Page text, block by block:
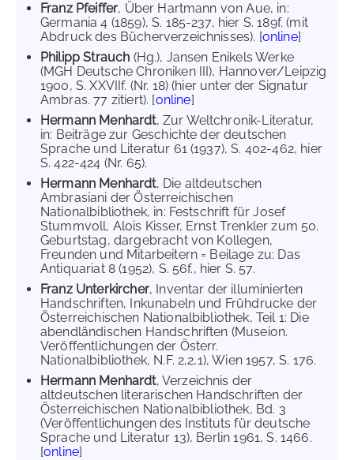
Franz Pfeiffer, Über Hartmann von Aue, in:
Germania 4 (1859), S. 185-237, hier S. 189f. (mit
Abdruck des Bücherverzeichnisses). [online]
Philipp Strauch (Hg.), Jansen Enikels Werke
(MGH Deutsche Chroniken III), Hannover/Leipzig
1900, S. XXVIIf. (Nr. 18) (hier unter der Signatur
Ambras. 77 zitiert). [online]
Hermann Menhardt, Zur Weltchronik-Literatur,
in: Beiträge zur Geschichte der deutschen
Sprache und Literatur 61 (1937), S. 402-462, hier
S. 422-424 (Nr. 65).
Hermann Menhardt, Die altdeutschen
Ambrasiani der Österreichischen
Nationalbibliothek, in: Festschrift für Josef
Stummvoll, Alois Kisser, Ernst Trenkler zum 50.
Geburtstag, dargebracht von Kollegen,
Freunden und Mitarbeitern = Beilage zu: Das
Antiquariat 8 (1952), S. 56f., hier S. 57.
Franz Unterkircher, Inventar der illuminierten
Handschriften, Inkunabeln und Frühdrucke der
Österreichischen Nationalbibliothek, Teil 1: Die
abendländischen Handschriften (Museion.
Veröffentlichungen der Österr.
Nationalbibliothek, N.F. 2,2,1), Wien 1957, S. 176.
Hermann Menhardt, Verzeichnis der
altdeutschen literarischen Handschriften der
Österreichischen Nationalbibliothek, Bd. 3
(Veröffentlichungen des Instituts für deutsche
Sprache und Literatur 13), Berlin 1961, S. 1466.
[online]